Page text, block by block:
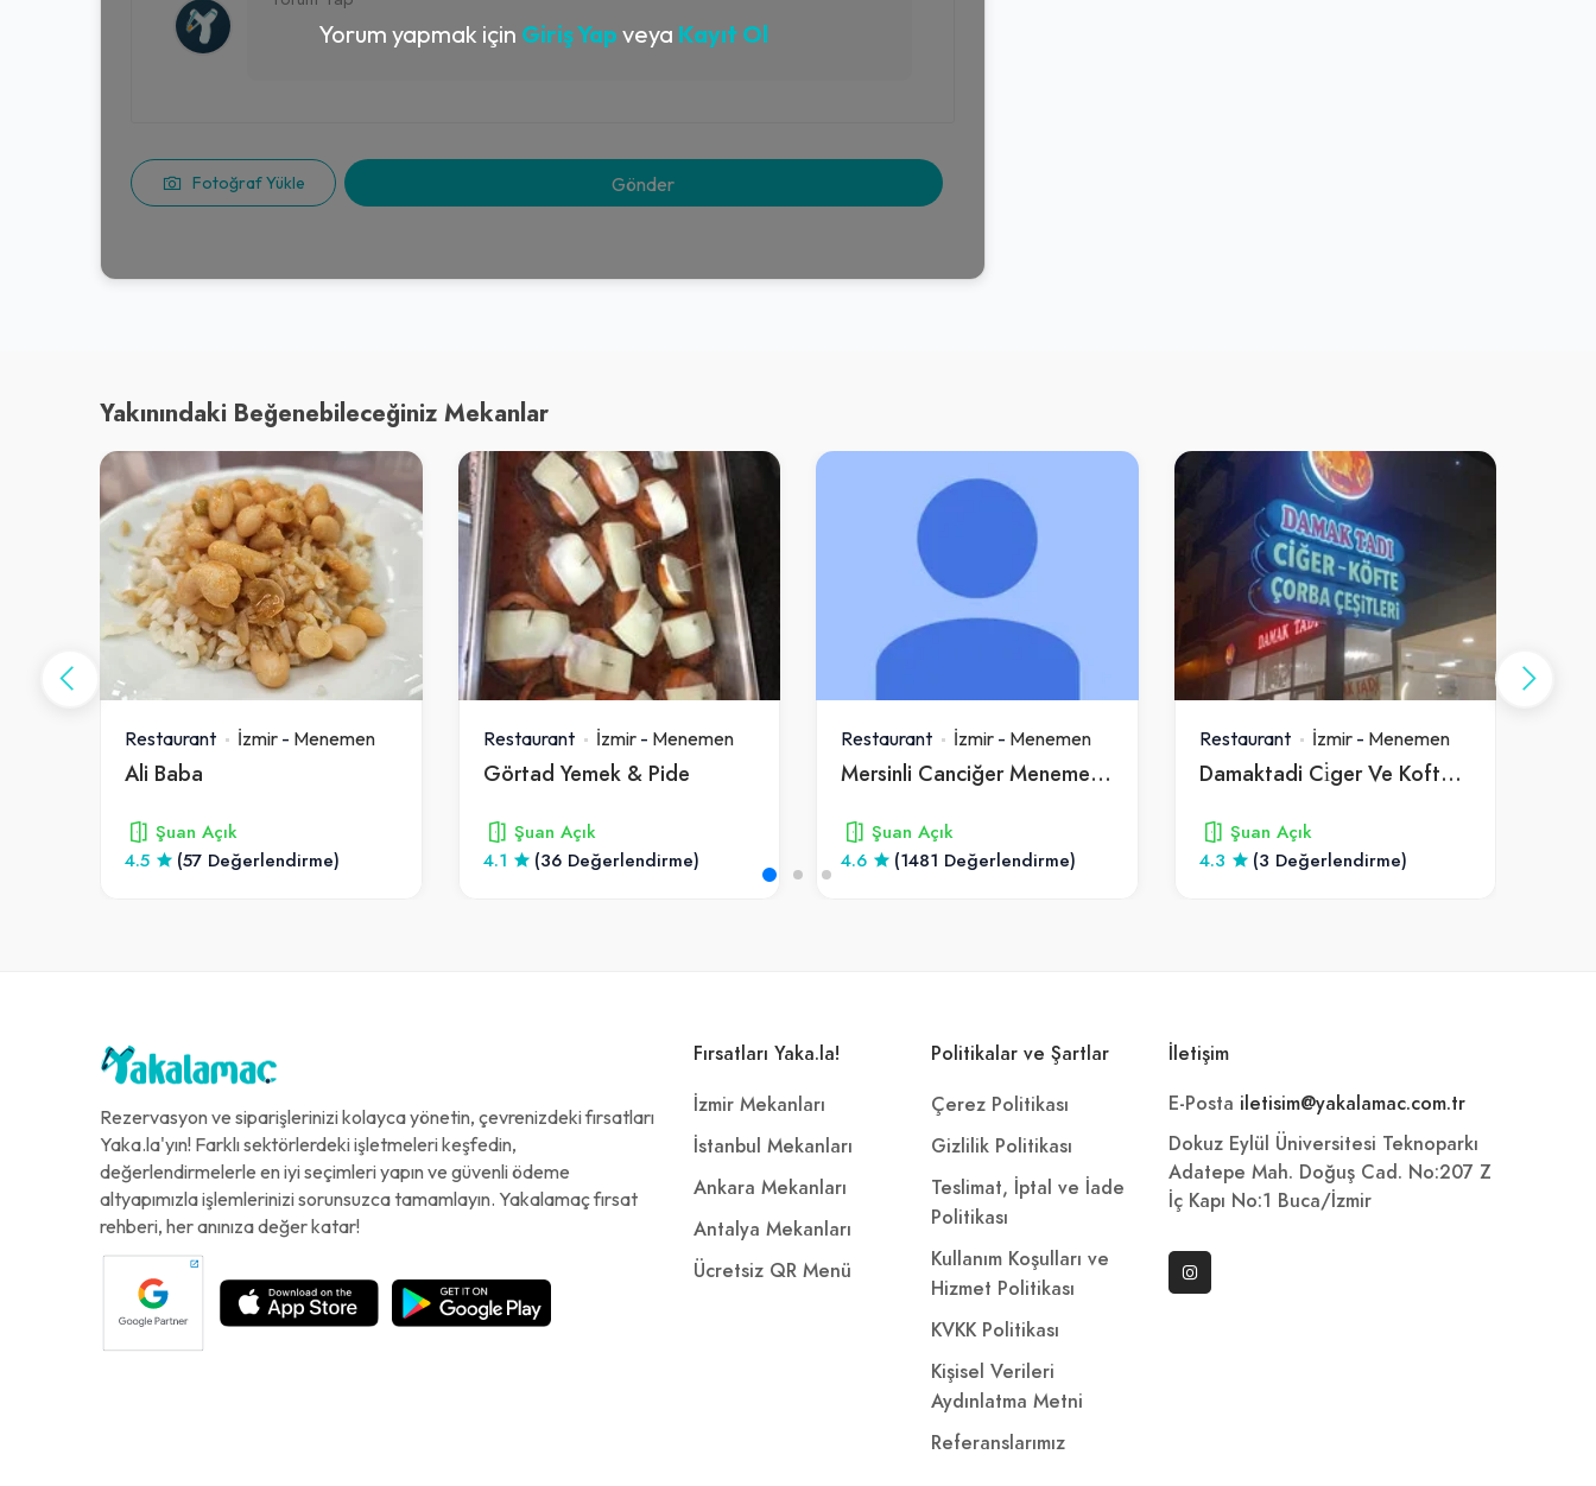
Fotoğraf Yükle
Yorum yapmak için Giriş Yap veya Kayıt Ol
Yakınındaki Beğenebileceğiniz Mekanlar
Restaurant İzmir - Menemen
Ali Baba
Şuan Açık
4.5
(57 Değerlendirme)
Restaurant İzmir- Menemen
Görtad Yemek & Pide
Şuan Açık
4.1
(36 Değerlendirme)
Restaurant İzmir - Menemen
Mersinli Canciğer Menemen |canciğer Mehmet Usta| Mersinli Ciğerci Menemen
Şuan Açık
4.6
(1481 Değerlendirme)
Restaurant İzmir- Menemen
Damaktadi Ci̇ger Ve Kofte Restorant
Şuan Açık
4.3
(3 Değerlendirme)
Rezervasyon ve siparişlerinizi kolayca yönetin, çevrenizdeki fırsatları
Yaka.la'yın! Farklı sektörlerdeki işletmeleri keşfedin,
değerlendirmelerle en iyi seçimleri yapın ve güvenli ödeme
altyapımızla işlemlerinizi sorunsuzca tamamlayın. Yakalamaç fırsat
rehberi, her anınıza değer katar!
Fırsatları Yaka.la!
İzmir Mekanları
İstanbul Mekanları
Ankara Mekanları
Antalya Mekanları
Ücretsiz QR Menü
Politikalar ve Şartlar
Çerez Politikası
Gizlilik Politikası
Teslimat, İptal ve İade
Politikası
Kullanım Koşulları ve
Hizmet Politikası
KVKK Politikası
Kişisel Verileri
Aydınlatma Metni
Referanslarımız
İletişim
E-Posta iletisim@yakalamac.com.tr
Dokuz Eylül Üniversitesi Teknoparkı
Adatepe Mah. Doğuş Cad. No:207 Z
İç Kapı No:1 Buca/İzmir